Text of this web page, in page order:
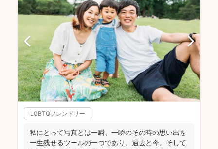
LGBTQフレンドリー
私にとって写真とは一瞬、一瞬のその時の思い出を
一生残せるツールの一つであり、過去と今、そして